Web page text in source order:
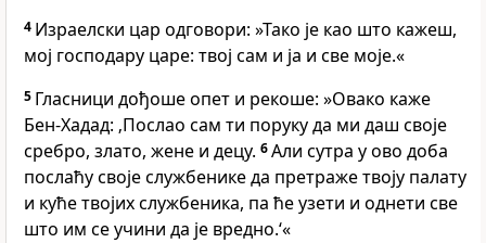
4 Израелски цар одговори: »Тако је као што кажеш,
мој господару царе: твој сам и ја и све моје.«
5 Гласници дођоше опет и рекоше: »Овако каже
Бен-Хадад: ‚Послао сам ти поруку да ми даш своје
сребро, злато, жене и децу. 6Али сутра у ово доба
послаћу своје службенике да претраже твоју палату
и куће твојих службеника, па ће узети и однети све
што им се учини да је вредно.‘«